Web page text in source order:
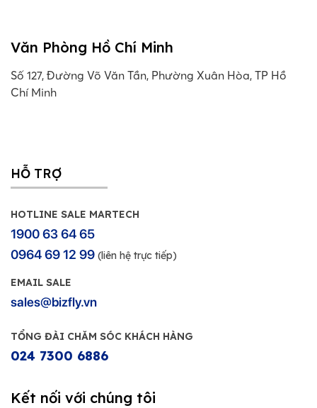
Văn Phòng Hồ Chí Minh
Số 127, Đường Võ Văn Tần, Phường Xuân Hòa, TP Hồ
Chí Minh
HỖ TRỢ
HOTLINE SALE MARTECH
1900 63 64 65
0964 69 12 99 (liên hệ trực tiếp)
EMAIL SALE
sales@bizfly.vn
TỔNG ĐÀI CHĂM SÓC KHÁCH HÀNG
024 7300 6886
Kết nối với chúng tôi